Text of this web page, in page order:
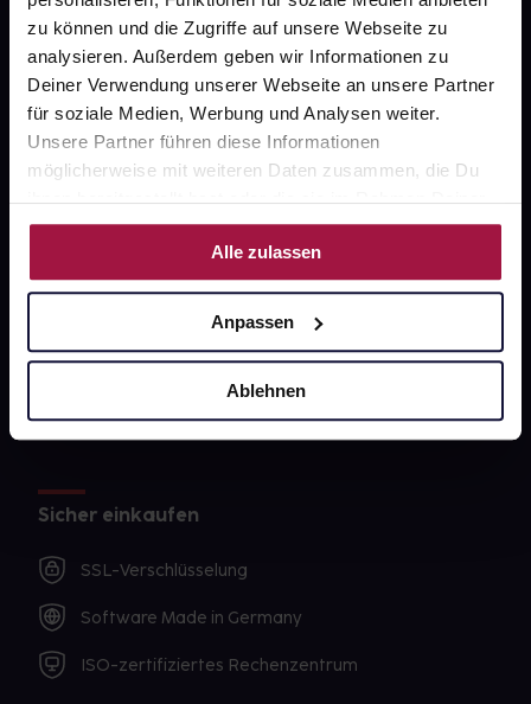
zu können und die Zugriffe auf unsere Webseite zu
analysieren. Außerdem geben wir Informationen zu
Deiner Verwendung unserer Webseite an unsere Partner
für soziale Medien, Werbung und Analysen weiter.
Unsere Partner führen diese Informationen
möglicherweise mit weiteren Daten zusammen, die Du
ihnen bereitgestellt hast oder die sie im Rahmen Deiner
Nutzung der Dienste gesammelt haben.
Alle zulassen
Anpassen
Ablehnen
Datenschutz
AGB
Impressum
Unsere Vorteile
Ausgewählte Wunschprodukte sofort abholbereit
Lieferung für sofort verfügbare Artikel meist am
selben Tag möglich
Große Auswahl an Apotheken
Sicher einkaufen
SSL-Verschlüsselung
Software Made in Germany
ISO-zertifiziertes Rechenzentrum